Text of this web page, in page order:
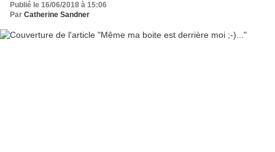
Publié le 16/06/2018 à 15:06
Par Catherine Sandner